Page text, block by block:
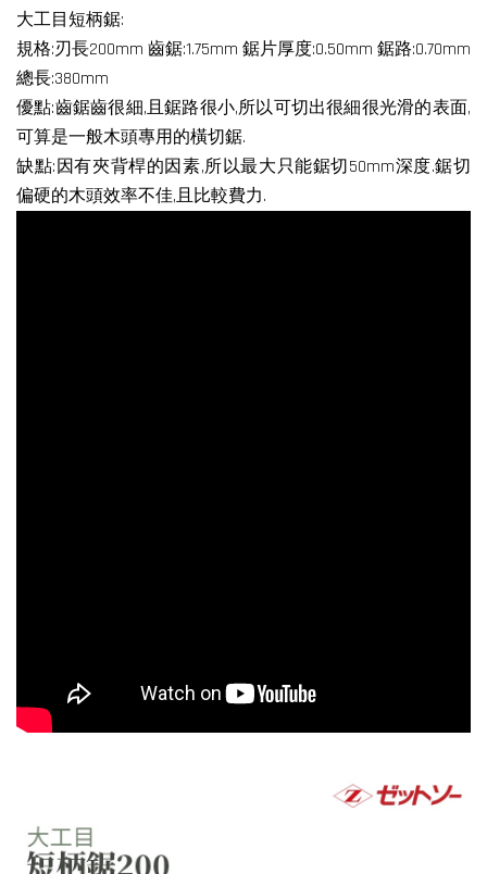
大工目短柄鋸:
規格:刃長200mm 齒鋸:1.75mm 鋸片厚度:0.50mm 鋸路:0.70mm
總長:380mm
優點:齒鋸齒很細,且鋸路很小,所以可切出很細很光滑的表面,
可算是一般木頭專用的橫切鋸.
缺點:因有夾背桿的因素,所以最大只能鋸切50mm深度.鋸切
偏硬的木頭效率不佳,且比較費力.